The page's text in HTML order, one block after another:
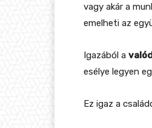
vagy akár a
emelheti az
Igazából a
esélye legyen
Ez igaz a